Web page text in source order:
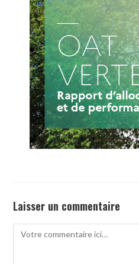
Laisser un commentaire
Comment